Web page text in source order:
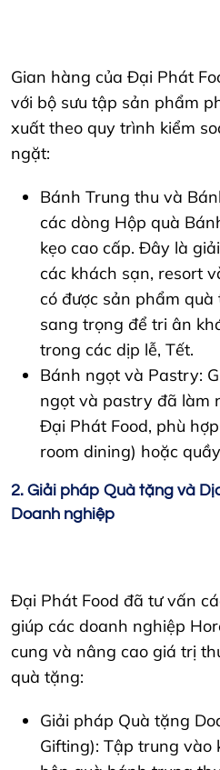
Gian hàng của Đại Phát
với bộ sưu tập sản phẩm
xuất theo quy trình kiểm
ngặt:
Bánh Trung thu và
các dòng Hộp quà
kẹo cao cấp. Đây là
các khách sạn, resort
có được sản phẩm
sang trọng để tri ân
trong các dịp lễ, Tết.
Bánh ngọt và Pastry:
ngọt và pastry đã làm
Đại Phát Food, phù
room dining) hoặc
2. Giải pháp Quà tặng và
Doanh nghiệp
Đại Phát Food đã tư vấn
giúp các doanh nghiệp
cung và nâng cao giá trị
quà tặng:
Giải pháp Quà tặng
Gifting): Tập trung vào